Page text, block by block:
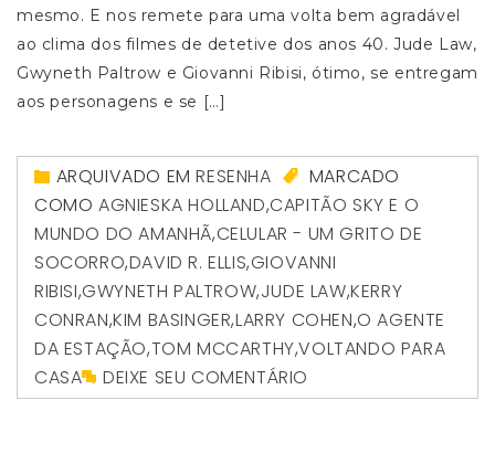
mesmo. E nos remete para uma volta bem agradável
ao clima dos filmes de detetive dos anos 40. Jude Law,
Gwyneth Paltrow e Giovanni Ribisi, ótimo, se entregam
aos personagens e se […]
ARQUIVADO EMRESENHA
MARCADO
COMO AGNIESKA HOLLAND,CAPITÃO SKY E O
MUNDO DO AMANHÃ,CELULAR - UM GRITO DE
SOCORRO,DAVID R. ELLIS,GIOVANNI
RIBISI,GWYNETH PALTROW,JUDE LAW,KERRY
CONRAN,KIM BASINGER,LARRY COHEN,O AGENTE
DA ESTAÇÃO,TOM MCCARTHY,VOLTANDO PARA
CASA
DEIXE SEU COMENTÁRIO